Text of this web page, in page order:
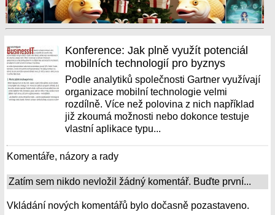
Konference: Jak plně využít potenciál
mobilních technologií pro byznys
Podle analytiků společnosti Gartner využívají
organizace mobilní technologie velmi
rozdílně. Více než polovina z nich například
již zkoumá možnosti nebo dokonce testuje
vlastní aplikace typu...
Komentáře, názory a rady
Zatím sem nikdo nevložil žádný komentář. Buďte první...
Vkládání nových komentářů bylo dočasně pozastaveno.